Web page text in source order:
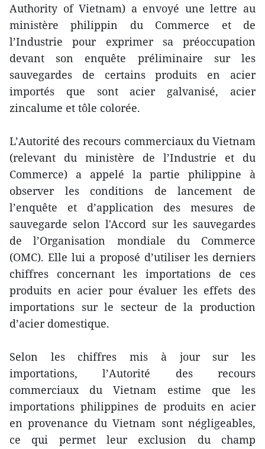
Authority of Vietnam) a envoyé une lettre au
ministère philippin du Commerce et de
l’Industrie pour exprimer sa préoccupation
devant son enquête préliminaire sur les
sauvegardes de certains produits en acier
importés que sont acier galvanisé, acier
zincalume et tôle colorée.
L’Autorité des recours commerciaux du Vietnam
(relevant du ministère de l’Industrie et du
Commerce) a appelé la partie philippine à
observer les conditions de lancement de
l’enquête et d’application des mesures de
sauvegarde selon l'Accord sur les sauvegardes
de l’Organisation mondiale du Commerce
(OMC). Elle lui a proposé d’utiliser les derniers
chiffres concernant les importations de ces
produits en acier pour évaluer les effets des
importations sur le secteur de la production
d’acier domestique.
Selon les chiffres mis à jour sur les
importations, l’Autorité des recours
commerciaux du Vietnam estime que les
importations philippines de produits en acier
en provenance du Vietnam sont négligeables,
ce qui permet leur exclusion du champ